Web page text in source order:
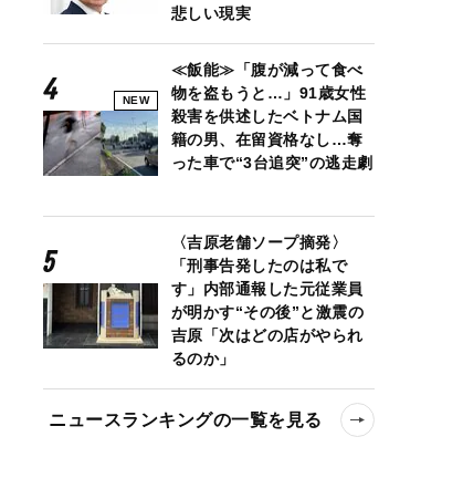
悲しい現実
NEW
≪飯能≫「腹が減って食べ
物を盗もうと…」91歳女性
殺害を供述したベトナム国
籍の男、在留資格なし…奪
った車で“3台追突”の逃走劇
〈吉原老舗ソープ摘発〉
「刑事告発したのは私で
す」内部通報した元従業員
が明かす“その後”と激震の
吉原「次はどの店がやられ
るのか」
ニュースランキングの一覧を見る